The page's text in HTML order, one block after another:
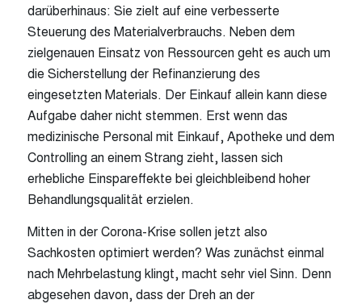
darüberhinaus: Sie zielt auf eine verbesserte
Steuerung des Materialverbrauchs. Neben dem
zielgenauen Einsatz von Ressourcen geht es auch um
die Sicherstellung der Refinanzierung des
eingesetzten Materials. Der Einkauf allein kann diese
Aufgabe daher nicht stemmen. Erst wenn das
medizinische Personal mit Einkauf, Apotheke und dem
Controlling an einem Strang zieht, lassen sich
erhebliche Einspareffekte bei gleichbleibend hoher
Behandlungsqualität erzielen.
Mitten in der Corona-Krise sollen jetzt also
Sachkosten optimiert werden? Was zunächst einmal
nach Mehrbelastung klingt, macht sehr viel Sinn. Denn
abgesehen davon, dass der Dreh an der